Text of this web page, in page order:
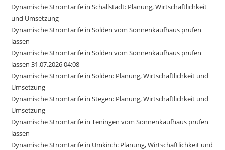
Dynamische Stromtarife in Schallstadt: Planung, Wirtschaftlichkeit
und Umsetzung
Dynamische Stromtarife in Sölden vom Sonnenkaufhaus prüfen
lassen
Dynamische Stromtarife in Sölden vom Sonnenkaufhaus prüfen
lassen 31.07.2026 04:08
Dynamische Stromtarife in Sölden: Planung, Wirtschaftlichkeit und
Umsetzung
Dynamische Stromtarife in Stegen: Planung, Wirtschaftlichkeit und
Umsetzung
Dynamische Stromtarife in Teningen vom Sonnenkaufhaus prüfen
lassen
Dynamische Stromtarife in Umkirch: Planung, Wirtschaftlichkeit und